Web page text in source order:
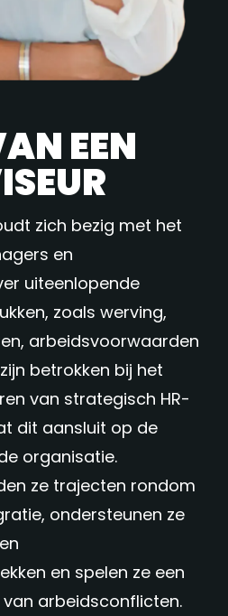
EEN
zich bezig met het
en
uiteenlopende
zoals werving,
arbeidsvoorwaarden
betrokken bij het
van strategisch HR-
dit aansluit op de
organisatie.
ze trajecten rondom
ondersteunen ze
en spelen ze een
arbeidsconflicten.